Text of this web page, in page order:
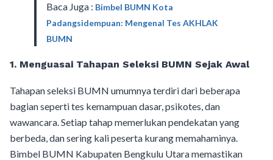
Baca Juga : Bimbel BUMN Kota
Padangsidempuan: Mengenal Tes AKHLAK
BUMN
1. Menguasai Tahapan Seleksi BUMN Sejak Awal
Tahapan seleksi BUMN umumnya terdiri dari beberapa
bagian seperti tes kemampuan dasar, psikotes, dan
wawancara. Setiap tahap memerlukan pendekatan yang
berbeda, dan sering kali peserta kurang memahaminya.
Bimbel BUMN Kabupaten Bengkulu Utara memastikan